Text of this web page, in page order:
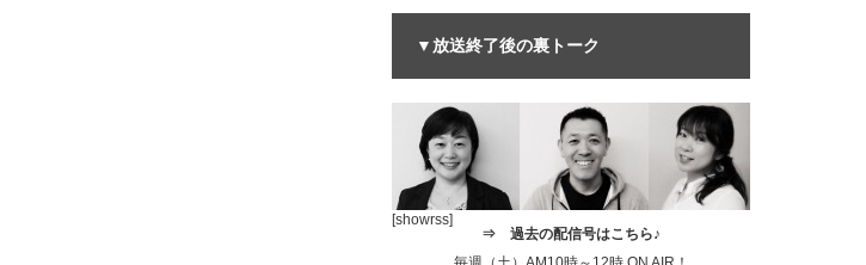
▼放送終了後の裏トーク
[showrss]
⇒ 過去の配信号はこちら♪